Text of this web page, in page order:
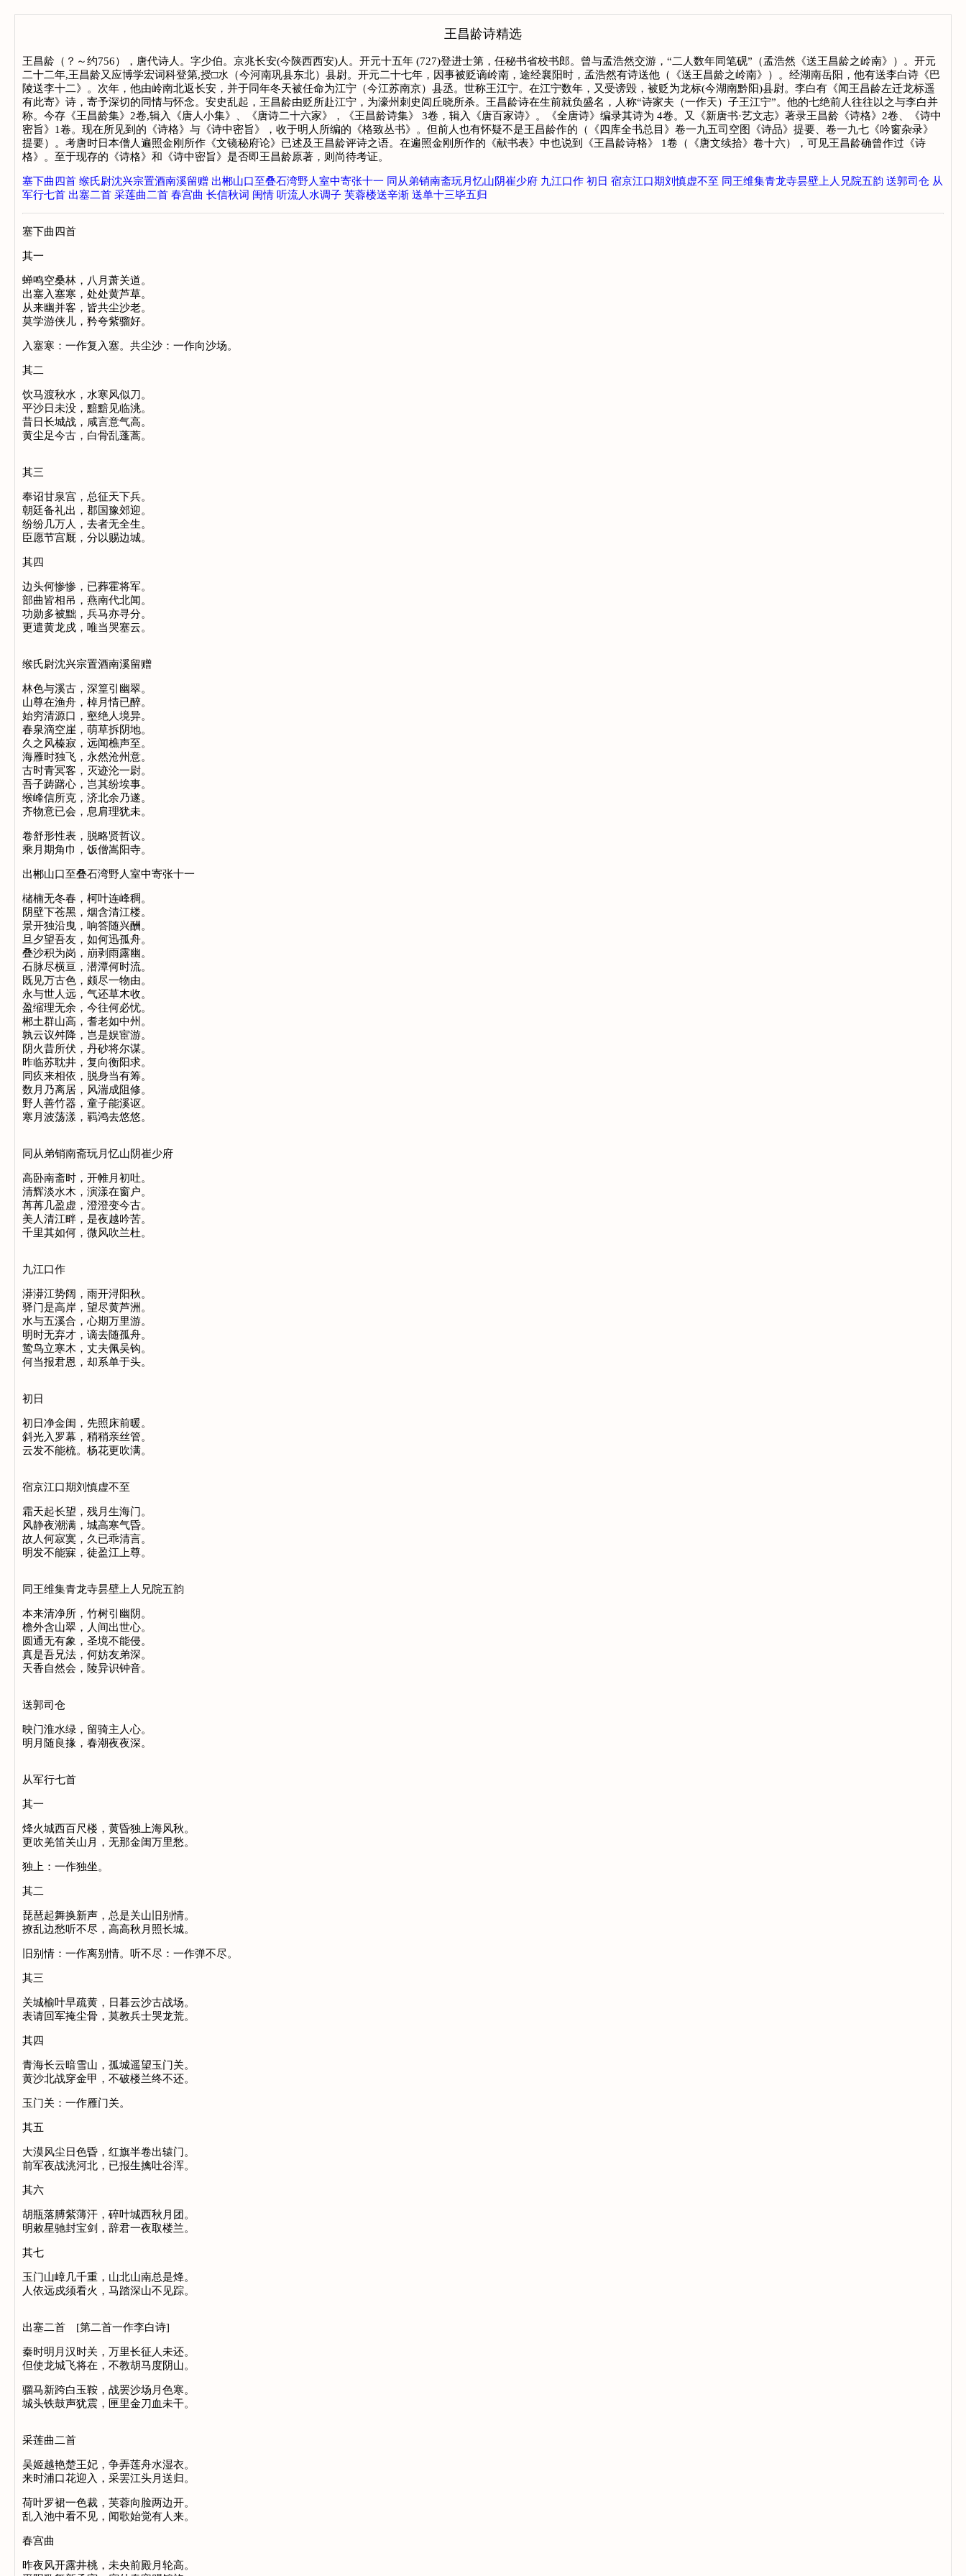
王昌龄诗精选
王昌龄（？～约756），唐代诗人。字少伯。京兆长安(今陕西西安)人。开元十五年 (727)登进士第，任秘书省校书郎。曾与孟浩然交游，“二人数年同笔砚”（孟浩然《送王昌龄之岭南》）。开元
二十二年,王昌龄又应博学宏词科登第,授□水（今河南巩县东北）县尉。开元二十七年，因事被贬谪岭南，途经襄阳时，孟浩然有诗送他（《送王昌龄之岭南》）。经湖南岳阳，他有送李白诗《巴
陵送李十二》。次年，他由岭南北返长安，并于同年冬天被任命为江宁（今江苏南京）县丞。世称王江宁。在江宁数年，又受谤毁，被贬为龙标(今湖南黔阳)县尉。李白有《闻王昌龄左迁龙标遥
有此寄》诗，寄予深切的同情与怀念。安史乱起，王昌龄由贬所赴江宁，为濠州刺史闾丘晓所杀。王昌龄诗在生前就负盛名，人称“诗家夫（一作天）子王江宁”。他的七绝前人往往以之与李白并
称。今存《王昌龄集》2卷,辑入《唐人小集》、《唐诗二十六家》，《王昌龄诗集》 3卷，辑入《唐百家诗》。《全唐诗》编录其诗为 4卷。又《新唐书·艺文志》著录王昌龄《诗格》2卷、《诗中
密旨》1卷。现在所见到的《诗格》与《诗中密旨》，收于明人所编的《格致丛书》。但前人也有怀疑不是王昌龄作的（《四库全书总目》卷一九五司空图《诗品》提要、卷一九七《吟窗杂录》
提要）。考唐时日本僧人遍照金刚所作《文镜秘府论》已述及王昌龄评诗之语。在遍照金刚所作的《献书表》中也说到《王昌龄诗格》 1卷（《唐文续拾》卷十六），可见王昌龄确曾作过《诗
格》。至于现存的《诗格》和《诗中密旨》是否即王昌龄原著，则尚待考证。
塞下曲四首 缑氏尉沈兴宗置酒南溪留赠 出郴山口至叠石湾野人室中寄张十一 同从弟销南斋玩月忆山阴崔少府 九江口作 初日 宿京江口期刘慎虚不至 同王维集青龙寺昙壁上人兄院五韵 送郭司仓 从
军行七首 出塞二首 采莲曲二首 春宫曲 长信秋词 闺情 听流人水调子 芙蓉楼送辛渐 送单十三毕五归
塞下曲四首
其一
蝉鸣空桑林，八月萧关道。
出塞入塞寒，处处黄芦草。
从来幽并客，皆共尘沙老。
莫学游侠儿，矜夸紫骝好。
入塞寒：一作复入塞。共尘沙：一作向沙场。
其二
饮马渡秋水，水寒风似刀。
平沙日未没，黯黯见临洮。
昔日长城战，咸言意气高。
黄尘足今古，白骨乱蓬蒿。
其三
奉诏甘泉宫，总征天下兵。
朝廷备礼出，郡国豫郊迎。
纷纷几万人，去者无全生。
臣愿节宫厩，分以赐边城。
其四
边头何惨惨，已葬霍将军。
部曲皆相吊，燕南代北闻。
功勋多被黜，兵马亦寻分。
更遣黄龙戍，唯当哭塞云。
缑氏尉沈兴宗置酒南溪留赠
林色与溪古，深篁引幽翠。
山尊在渔舟，棹月情已醉。
始穷清源口，壑绝人境异。
春泉滴空崖，萌草拆阴地。
久之风榛寂，远闻樵声至。
海雁时独飞，永然沧州意。
古时青冥客，灭迹沦一尉。
吾子踌躇心，岂其纷埃事。
缑峰信所克，济北余乃遂。
齐物意已会，息肩理犹未。
卷舒形性表，脱略贤哲议。
乘月期角巾，饭僧嵩阳寺。
出郴山口至叠石湾野人室中寄张十一
槠楠无冬春，柯叶连峰稠。
阴壁下苍黑，烟含清江楼。
景开独沿曳，响答随兴酬。
旦夕望吾友，如何迅孤舟。
叠沙积为岗，崩剥雨露幽。
石脉尽横亘，潜潭何时流。
既见万古色，颇尽一物由。
永与世人远，气还草木收。
盈缩理无余，今往何必忧。
郴土群山高，耆老如中州。
孰云议舛降，岂是娱宦游。
阴火昔所伏，丹砂将尔谋。
昨临苏耽井，复向衡阳求。
同疚来相依，脱身当有筹。
数月乃离居，风湍成阻修。
野人善竹器，童子能溪讴。
寒月波荡漾，羁鸿去悠悠。
同从弟销南斋玩月忆山阴崔少府
高卧南斋时，开帷月初吐。
清辉淡水木，演漾在窗户。
苒苒几盈虚，澄澄变今古。
美人清江畔，是夜越吟苦。
千里其如何，微风吹兰杜。
九江口作
漭漭江势阔，雨开浔阳秋。
驿门是高岸，望尽黄芦洲。
水与五溪合，心期万里游。
明时无弃才，谪去随孤舟。
鸷鸟立寒木，丈夫佩吴钩。
何当报君恩，却系单于头。
初日
初日净金闺，先照床前暖。
斜光入罗幕，稍稍亲丝管。
云发不能梳。杨花更吹满。
宿京江口期刘慎虚不至
霜天起长望，残月生海门。
风静夜潮满，城高寒气昏。
故人何寂寞，久已乖清言。
明发不能寐，徒盈江上尊。
同王维集青龙寺昙壁上人兄院五韵
本来清净所，竹树引幽阴。
檐外含山翠，人间出世心。
圆通无有象，圣境不能侵。
真是吾兄法，何妨友弟深。
天香自然会，陵异识钟音。
送郭司仓
映门淮水绿，留骑主人心。
明月随良掾，春潮夜夜深。
从军行七首
其一
烽火城西百尺楼，黄昏独上海风秋。
更吹羌笛关山月，无那金闺万里愁。
独上：一作独坐。
其二
琵琶起舞换新声，总是关山旧别情。
撩乱边愁听不尽，高高秋月照长城。
旧别情：一作离别情。听不尽：一作弹不尽。
其三
关城榆叶早疏黄，日暮云沙古战场。
表请回军掩尘骨，莫教兵士哭龙荒。
其四
青海长云暗雪山，孤城遥望玉门关。
黄沙北战穿金甲，不破楼兰终不还。
玉门关：一作雁门关。
其五
大漠风尘日色昏，红旗半卷出辕门。
前军夜战洮河北，已报生擒吐谷浑。
其六
胡瓶落膊紫薄汗，碎叶城西秋月团。
明敕星驰封宝剑，辞君一夜取楼兰。
其七
玉门山嶂几千重，山北山南总是烽。
人依远戍须看火，马踏深山不见踪。
出塞二首 [第二首一作李白诗]
秦时明月汉时关，万里长征人未还。
但使龙城飞将在，不教胡马度阴山。
骝马新跨白玉鞍，战罢沙场月色寒。
城头铁鼓声犹震，匣里金刀血未干。
采莲曲二首
吴姬越艳楚王妃，争弄莲舟水湿衣。
来时浦口花迎入，采罢江头月送归。
荷叶罗裙一色裁，芙蓉向脸两边开。
乱入池中看不见，闻歌始觉有人来。
春宫曲
昨夜风开露井桃，未央前殿月轮高。